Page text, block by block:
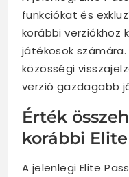
funkciókat és
korábbi verziókhoz
játékosok
közösségi
verzió gazdagabb
Érték
korábbi
A jelenlegi Elite